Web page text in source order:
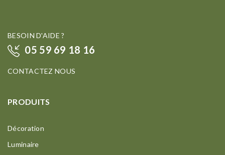
BESOIN D'AIDE ?
05 59 69 18 16
CONTACTEZ NOUS
PRODUITS
Décoration
Luminaire